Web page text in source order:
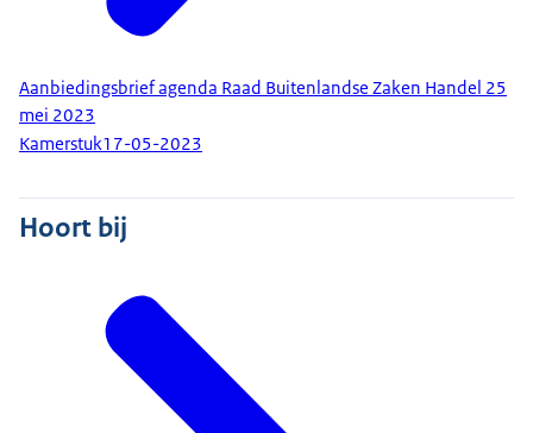
Aanbiedingsbrief agenda Raad Buitenlandse Zaken Handel 25
mei 2023
Kamerstuk17-05-2023
Hoort bij